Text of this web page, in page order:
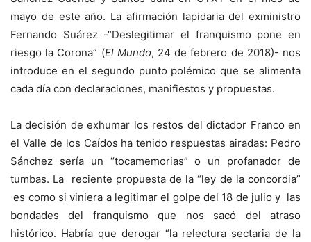
mayo de este año. La afirmación lapidaria del exministro
Fernando Suárez -“Deslegitimar el franquismo pone en
riesgo la Corona” (El Mundo, 24 de febrero de 2018)- nos
introduce en el segundo punto polémico que se alimenta
cada día con declaraciones, manifiestos y propuestas.
La decisión de exhumar los restos del dictador Franco en
el Valle de los Caídos ha tenido respuestas airadas: Pedro
Sánchez sería un “tocamemorias” o un profanador de
tumbas. La reciente propuesta de la “ley de la concordia”
es como si viniera a legitimar el golpe del 18 de julio y las
bondades del franquismo que nos sacó del atraso
histórico. Habría que derogar “la relectura sectaria de la